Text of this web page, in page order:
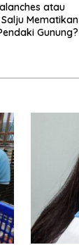
atau
Mematikan
Gunung?